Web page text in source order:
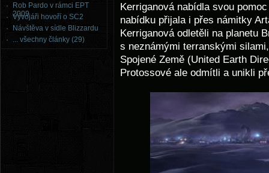
Rob Pardo v rámci EPT
2009
Vývojáři hovoří o SC2
Návštěva v sídle Blizzardu
... všechny články (29)
Kerriganová nabídla svou
nabídku přijala i přes námitky
Kerriganová odletěli na planetu
s neznámými terranskými
Spojené Země (United Earth
Protossové ale odmítli a unikli